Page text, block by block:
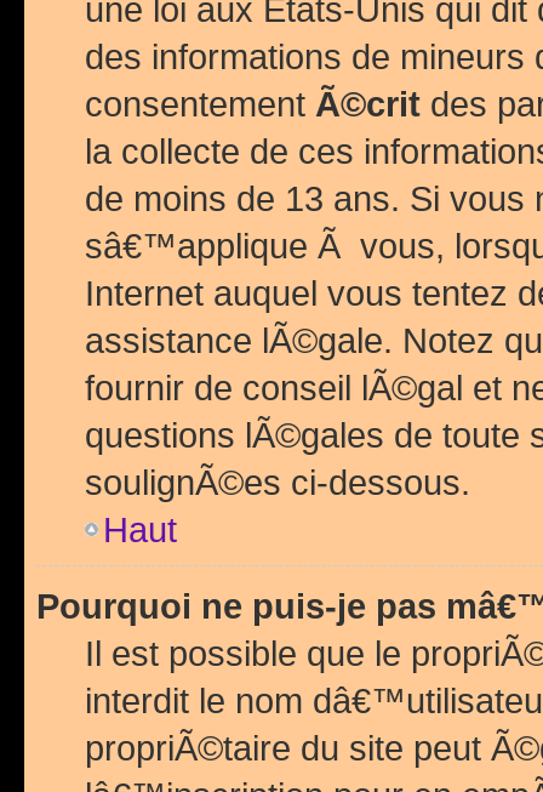
une loi aux Etats-Unis qui
des informations de mineurs
consentement Ã©crit des
la collecte de ces
de moins de 13 ans. Si
sâ€™applique Ã vous,
Internet auquel vous tentez
assistance lÃ©gale. Notez
fournir de conseil lÃ©gal et
questions lÃ©gales de
soulignÃ©es ci-dessous.
Haut
Pourquoi ne puis-je pas
Il est possible que le
interdit le nom
propriÃ©taire du site peut